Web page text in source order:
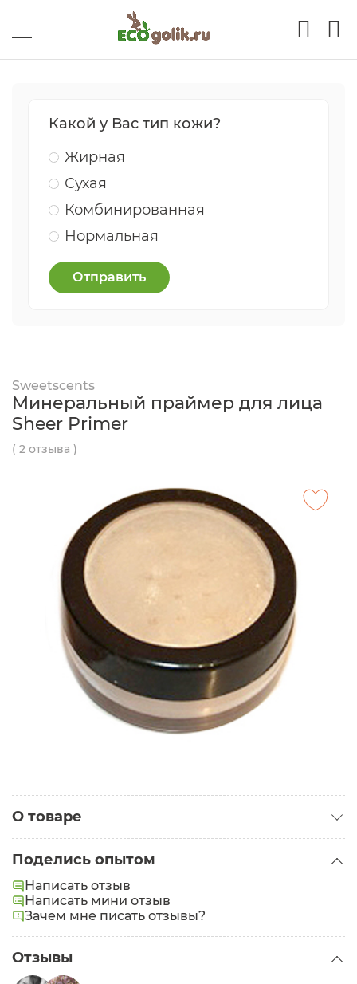
Какой у Вас тип кожи?
Жирная
Сухая
Комбинированная
Нормальная
Отправить
Sweetscents
Минеральный праймер для лица
Sheer Primer
( 2 отзыва )
О товаре
Поделись опытом
Написать отзыв
Написать мини отзыв
Зачем мне писать отзывы?
Отзывы